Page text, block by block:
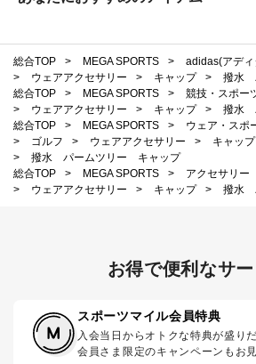
総合TOP > MEGA SPORTS > adidas(アデ
>
ウェアアクセサリー > キャップ >
撥水
総合TOP
> MEGA SPORTS > 競技・スポー
>
ウェアアクセサリー > キャップ >
撥水
総合TOP
> MEGA SPORTS >
ウェア・スポ
>
ゴルフ > ウェアアクセサリー >
キャップ
>
撥水 パームツリー キャップ
総合TOP
> MEGA SPORTS > アクセサリー
>
ウェアアクセサリー > キャップ > 撥水
お得で便利なサ
スポーツマイル会員特典
入会当日からオトクな特典が盛り
会員さま限定のキャンペーンもお